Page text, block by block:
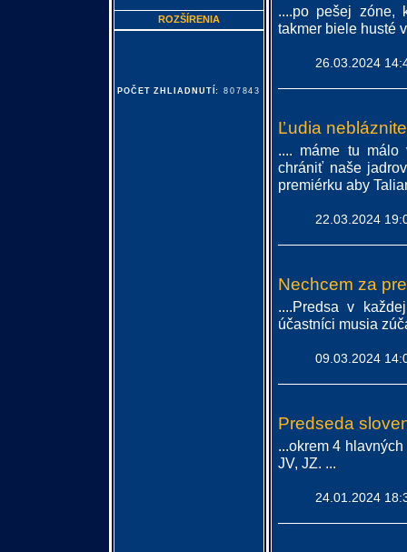
....po pešej zóne,
takmer biele husté
26.03.2024
Ľudia
.... máme tu málo
chrániť naše
premiérku aby
22.03.2024
Nechcem za
....Predsa v
účastníci musia
09.03.2024
Predseda
...okrem 4
JV, JZ. ...
24.01.2024
ROZŠÍRENIA
POČET ZHLIADNUTÍ: 807843